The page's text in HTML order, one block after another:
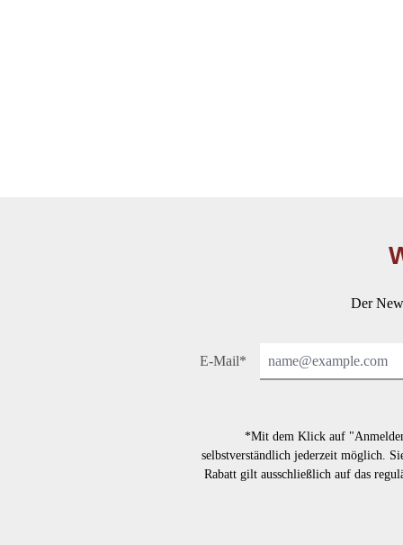
Der
E-Mail*
*Mit dem Klick auf
selbstverständlich jederzeit möglich.
Rabatt gilt ausschließlich auf das